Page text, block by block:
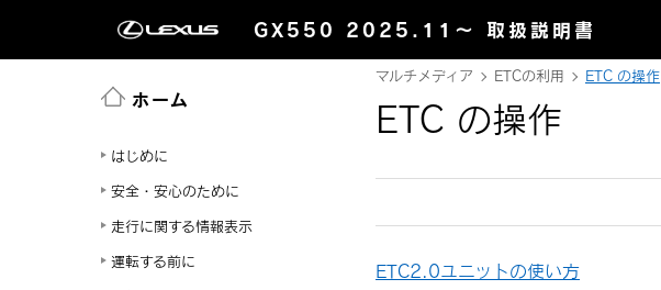
GX550 2025.11～ 取扱説明書
ホーム
はじめに
安全・安心のために
走行に関する情報表示
運転する前に
マルチメディア ETCの利用 ETC の操作
ETC の操作
ETC2.0ユニットの使い方